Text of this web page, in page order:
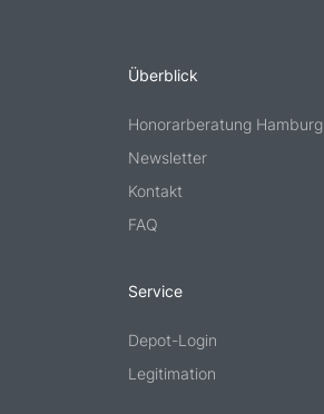
Überblick
Honorarberatung Hamburg
Newsletter
Kontakt
FAQ
Service
Depot-Login
Legitimation